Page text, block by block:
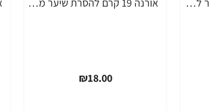
אורנה 19 קרם להסרת שיער לקו הביקיני 90 מ"ל אורנה 19 קרם להסרת שיער מהפנים 80 גרם
₪18.00